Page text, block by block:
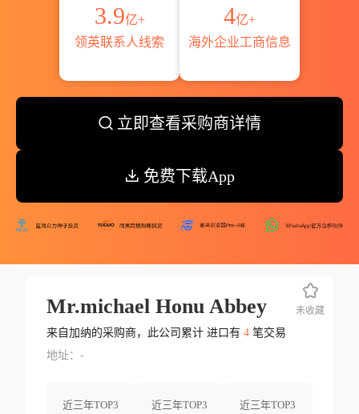
3.9亿+
领英联系人线索
4亿+
海外企业工商信息
立即查看采购商详情
免费下载App
Mr.michael Honu Abbey
来自加纳的采购商，此公司累计 进口有 4笔交易
地址：-
近三年TOP3
近三年TOP3
近三年TOP3
未收藏